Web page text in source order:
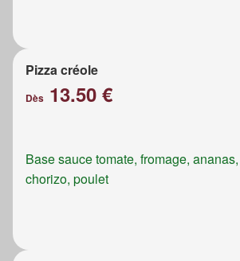
Pizza créole
Dès 13.50 €
Base sauce tomate, fromage,
chorizo, poulet